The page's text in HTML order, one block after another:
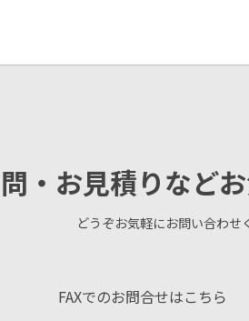
・お見積りなど
どうぞお気軽にお問い合わせ
FAXでのお問合せはこちら